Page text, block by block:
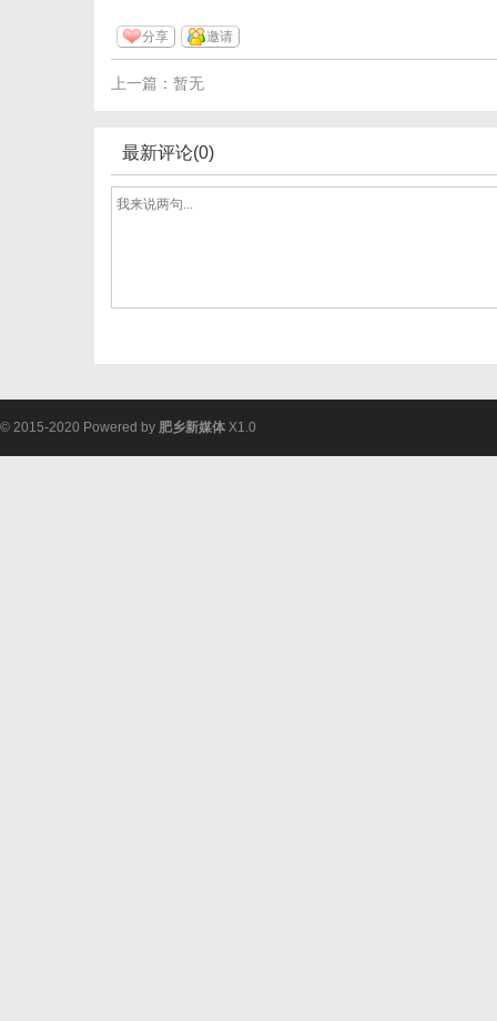
分享 邀请
上一篇：暂无
最新评论(0)
© 2015-2020 Powered by 肥乡新媒体 X1.0